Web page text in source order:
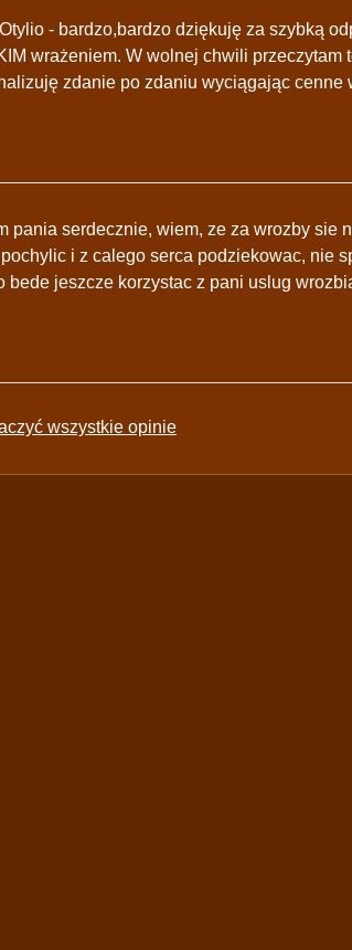
- bardzo,bardzo dziękuję za szybką
wrażeniem. W wolnej chwili przeczytam
zdanie po zdaniu wyciągając cenne
pania serdecznie, wiem, ze za wrozby sie
i z calego serca podziekowac, nie
bede jeszcze korzystac z pani uslug
wszystkie opinie